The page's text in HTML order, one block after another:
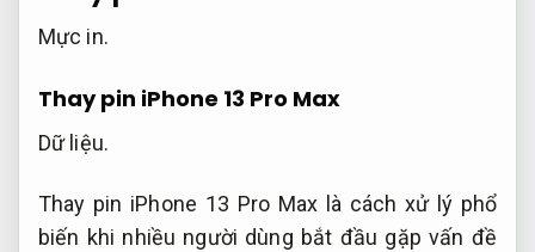
Mực in.
Thay pin iPhone 13 Pro Max
Dữ liệu.
Thay pin iPhone 13 Pro Max là cách xử lý phổ
biến khi nhiều người dùng bắt đầu gặp vấn đề